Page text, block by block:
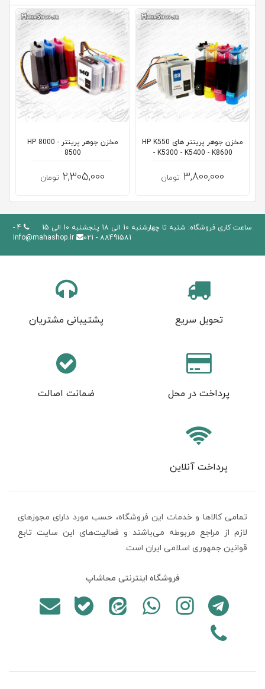
مخزن جوهر پرینتر های HP K550
- K5300 - K5400 - K8600
3,800,000 تومان
مخزن جوهر پرینتر HP 8000 -
8500
2,305,000 تومان
ساعت کاری فروشگاه: شنبه تا چهارشنبه 10 الی 18 پنجشنبه 10 الی 15
4 -
88491581 - 021
info@mahashop.ir
تحویل سریع پشتیبانی مشتریان
پرداخت در محل ضمانت اصالت
پرداخت آنلاین
تمامی كالاها و خدمات اين فروشگاه، حسب مورد دارای مجوزهای
لازم از مراجع مربوطه می‌باشند و فعاليت‌های اين سايت تابع
قوانين جمهوری اسلامی ایران است.
فروشگاه اینترنتی محاشاپ